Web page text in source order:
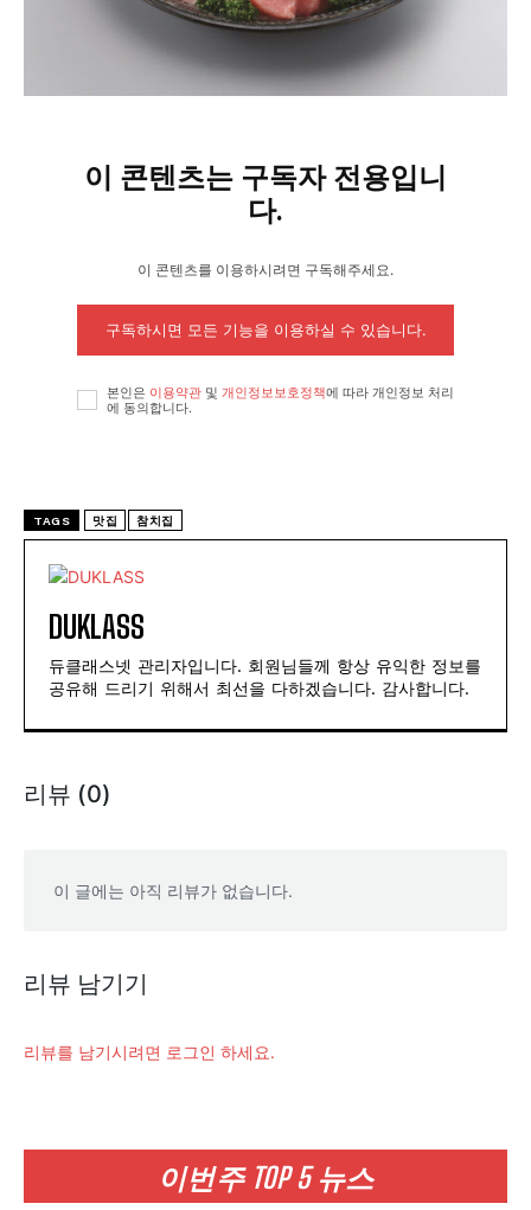
이번주 TOP 5 뉴스
이 콘텐츠는 구독자 전용입니
다.
이 콘텐츠를 이용하시려면 구독해주세요.
구독하시면 모든 기능을 이용하실 수 있습니다.
본인은 이용약관 및 개인정보보호정책에 따라 개인정보 처리
에 동의합니다.
TAGS 맛집 참치집
DUKLASS
듀클래스넷 관리자입니다. 회원님들께 항상 유익한 정보를
공유해 드리기 위해서 최선을 다하겠습니다. 감사합니다.
리뷰 (0)
이 글에는 아직 리뷰가 없습니다.
리뷰 남기기
리뷰를 남기시려면 로그인 하세요.